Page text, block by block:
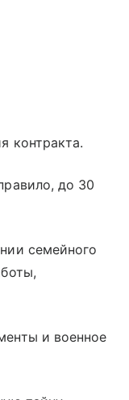
контракта.
до 30
семейного
и военное